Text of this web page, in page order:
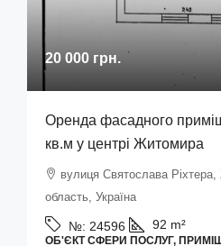
20 000 грн.
Оренда фасадного
кв.м у центрі Житомира
вулиця Святослава
область, Україна
№: 24596 92 m²
ОБ'ЄКТ СФЕРИ ПОСЛУГ,